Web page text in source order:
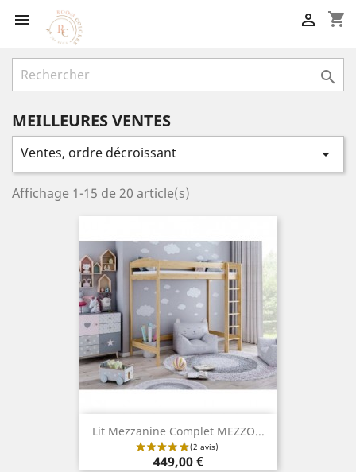
 shopping_cart


MEILLEURES VENTES
Ventes, ordre décroissant 
Affichage 1-15 de 20 article(s)
Lit Mezzanine Complet MEZZO...
Prix
449,00 €